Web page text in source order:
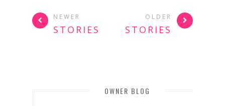
NEWER
STORIES
OLDER
STORIES
OWNER BLOG